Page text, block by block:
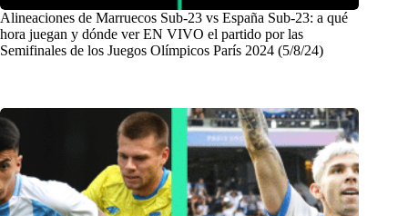
Alineaciones de Marruecos Sub-23 vs España Sub-23: a qué
hora juegan y dónde ver EN VIVO el partido por las
Semifinales de los Juegos Olímpicos París 2024 (5/8/24)